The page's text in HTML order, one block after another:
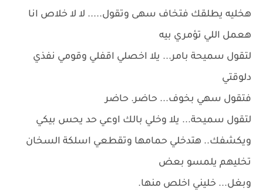
هخليه يطلقك فتخاف سهى وتقول..... لا لا خلاص انا
هعمل اللي تؤمري بيه
لتقول سميحة بامر... يلا اخصلي اقفلي وقومي نفذي
دلوقتي
فتقول سهي بخوف... حاضر. حاضر
لتقول سميحة... يلا وخلي بالك اوعي حد يحس بيكي
ويكشفك.. هتدخلي حمامها وتقطعي اسلكة السخان
تخليهم يلمسو بعض
وبغل... خليني اخلص منها.